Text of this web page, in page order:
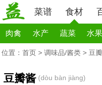
菜谱 食材
肉禽 水产 蔬菜 水果
位置： 首页 > 调味品/酱类 > 豆
豆瓣酱 (dòu bàn jiàng)